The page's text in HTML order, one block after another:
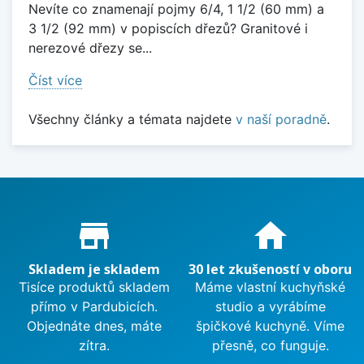
Nevíte co znamenají pojmy 6/4, 1 1/2 (60 mm) a
3 1/2 (92 mm) v popiscích dřezů? Granitové i
nerezové dřezy se...
Číst více
Všechny články a témata najdete v naší poradně.
Proč nakupovat u nás?
store_mall_directory
Skladem je skladem
Tisíce produktů skladem
přímo v Pardubicích.
Objednáte dnes, máte
zítra.
home
30 let zkušeností v oboru
Máme vlastní kuchyňské
studio a vyrábíme
špičkové kuchyně. Víme
přesně, co funguje.